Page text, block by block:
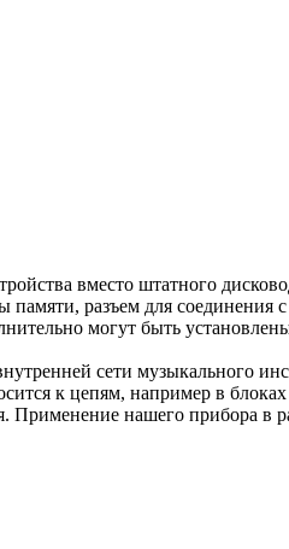
вместо штатного
разъем для
могут быть
сети музыкального
к цепям, например в
Применение нашего прибора